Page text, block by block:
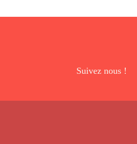
Suivez nous !